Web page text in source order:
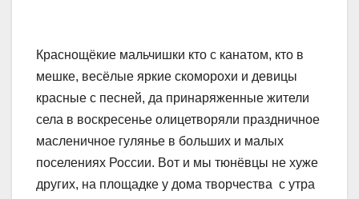
Краснощёкие мальчишки кто с канатом, кто в
мешке, весёлые яркие скоморохи и девицы
красные с песней, да принаряженные жители
села в воскресенье олицетворяли праздничное
масленичное гулянье в больших и малых
поселениях России. Вот и мы тюнёвцы не хуже
других, на площадке у дома творчества с утра